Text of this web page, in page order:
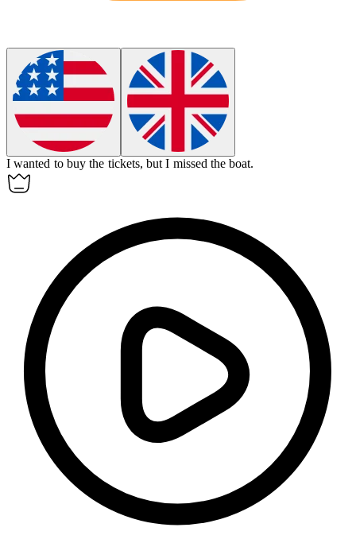
I wanted to buy the tickets, but I missed the boat.